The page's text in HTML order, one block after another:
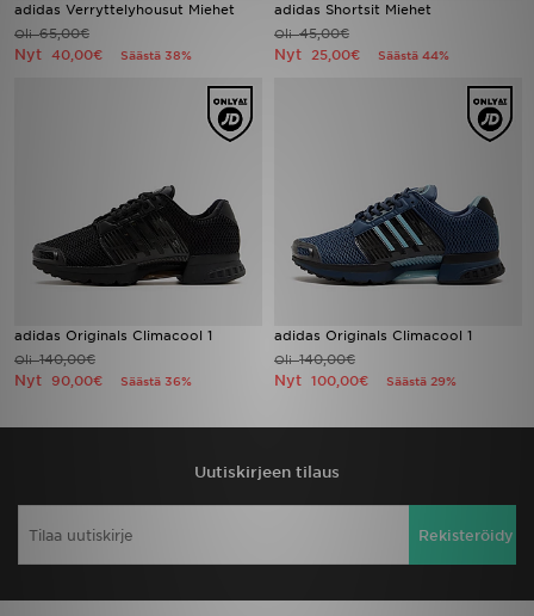
adidas Verryttelyhousut Miehet
Oli65,00€
Nyt 40,00€ Säästä 38%
adidas Shortsit Miehet
Oli45,00€
Nyt 25,00€ Säästä 44%
adidas Originals Climacool 1
Oli140,00€
Nyt 90,00€ Säästä 36%
adidas Originals Climacool 1
Oli140,00€
Nyt 100,00€ Säästä 29%
Uutiskirjeen tilaus
Rekisteröidy
Minun viestini